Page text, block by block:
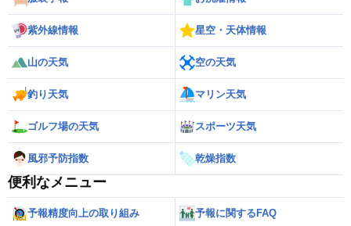
紫外線情報 星空・天体情報
山の天気 空の天気
釣り天気 マリン天気
ゴルフ場の天気 スポーツ天気
風邪予防指数 乾燥指数
便利なメニュー
予報精度向上の取り組み 予報に関するFAQ